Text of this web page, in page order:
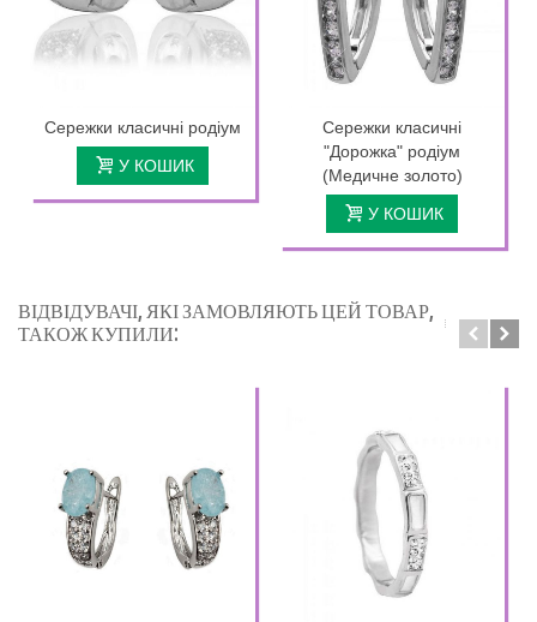
Сережки класичні родіум
У КОШИК
Сережки класичні
"Дорожка" родіум
(Медичне золото)
У КОШИК
ВІДВІДУВАЧІ, ЯКІ ЗАМОВЛЯЮТЬ ЦЕЙ ТОВАР,
ТАКОЖ КУПИЛИ: